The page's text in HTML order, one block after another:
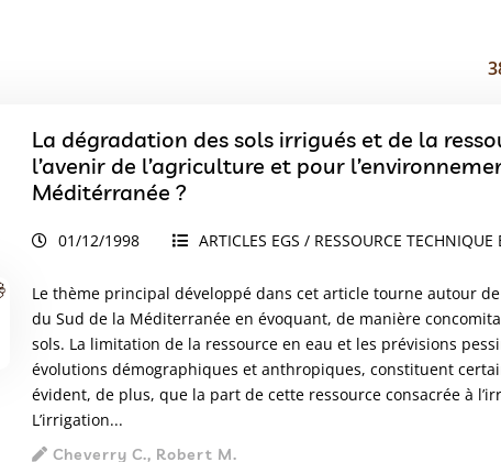
La dégradation des sols irrigués et de la
l’avenir de l’agriculture et pour
Méditérranée ?
01/12/1998 ARTICLES EGS / RESSOURCE TECHNIQUE
Le thème principal développé dans cet article tourne autour
du Sud de la Méditerranée en évoquant, de manière
sols. La limitation de la ressource en eau et les prévisions
évolutions démographiques et anthropiques, constituent
évident, de plus, que la part de cette ressource consacrée à
L’irrigation...
Cheverry C., Robert M.